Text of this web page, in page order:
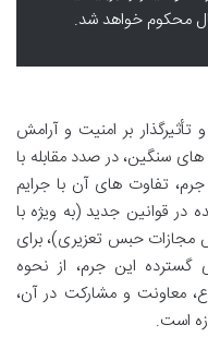
بر امنیت و آرامش
سنگین، در صدد مقابله با
تفاوت های آن با جرایم
در قوانین جدید (به ویژه با
مجازات حبس تعزیری)، برای
این جرم، از نحوه
معاونت و مشارکت در آن،
است.